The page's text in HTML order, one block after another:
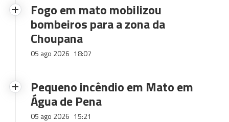
Fogo em mato mobilizou
bombeiros para a zona da
Choupana
05 ago 2026 18:07
Pequeno incêndio em Mato em
Água de Pena
05 ago 2026 15:21